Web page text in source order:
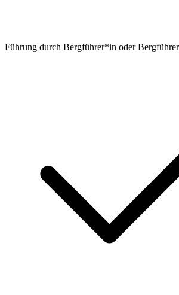
Führung durch Bergführer*in oder